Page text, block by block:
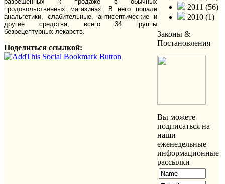
продовольственных магазинах. В него попали
анальгетики, слабительные, антисептические и
другие средства, всего 34 группы
безрецептурных лекарств.
Поделиться ссылкой:
2011 (56)
2010 (1)
Законы &
Постановления
Вы можете
подписаться на
наши
еженедельные
информационные
рассылки